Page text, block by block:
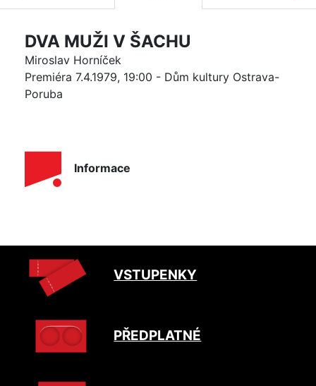
DVA MUŽI V ŠACHU
Miroslav Horníček
Premiéra 7.4.1979, 19:00 - Dům kultury Ostrava-
Poruba
Informace
VSTUPENKY
PŘEDPLATNÉ